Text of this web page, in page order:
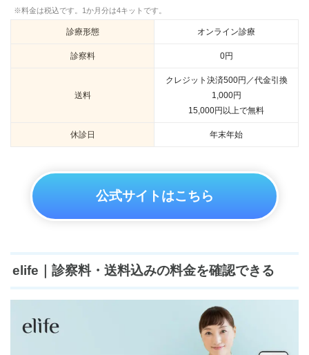
※料金は税込です。1か月分は4キットです。
診療形態 オンライン診療
診察料 0円
送料
クレジット決済500円／代金引換
1,000円
15,000円以上で無料
休診日 年末年始
公式サイトはこちら
elife｜診察料・送料込みの料金を確認できる